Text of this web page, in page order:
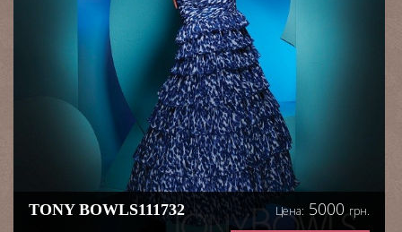
TONY BOWLS111732 Цена: 5000 грн.